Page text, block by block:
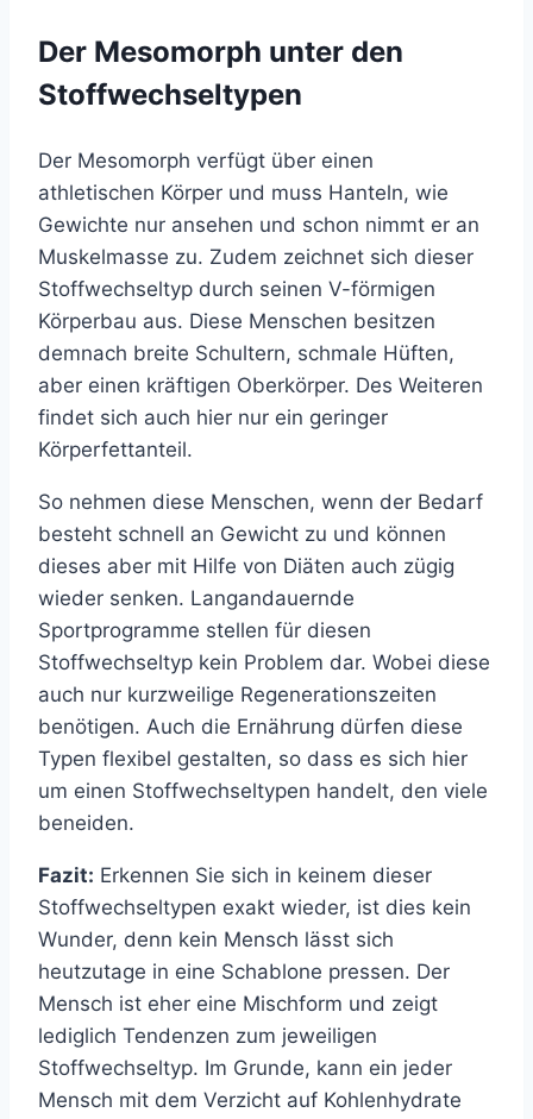
Der Mesomorph unter den
Stoffwechseltypen
Der Mesomorph verfügt über einen
athletischen Körper und muss Hanteln, wie
Gewichte nur ansehen und schon nimmt er an
Muskelmasse zu. Zudem zeichnet sich dieser
Stoffwechseltyp durch seinen V-förmigen
Körperbau aus. Diese Menschen besitzen
demnach breite Schultern, schmale Hüften,
aber einen kräftigen Oberkörper. Des Weiteren
findet sich auch hier nur ein geringer
Körperfettanteil.
So nehmen diese Menschen, wenn der Bedarf
besteht schnell an Gewicht zu und können
dieses aber mit Hilfe von Diäten auch zügig
wieder senken. Langandauernde
Sportprogramme stellen für diesen
Stoffwechseltyp kein Problem dar. Wobei diese
auch nur kurzweilige Regenerationszeiten
benötigen. Auch die Ernährung dürfen diese
Typen flexibel gestalten, so dass es sich hier
um einen Stoffwechseltypen handelt, den viele
beneiden.
Fazit: Erkennen Sie sich in keinem dieser
Stoffwechseltypen exakt wieder, ist dies kein
Wunder, denn kein Mensch lässt sich
heutzutage in eine Schablone pressen. Der
Mensch ist eher eine Mischform und zeigt
lediglich Tendenzen zum jeweiligen
Stoffwechseltyp. Im Grunde, kann ein jeder
Mensch mit dem Verzicht auf Kohlenhydrate